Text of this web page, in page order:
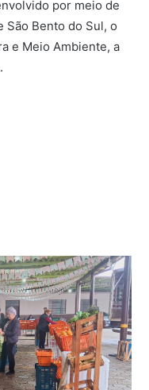
por meio de
São Bento do Sul, o
e Meio Ambiente, a